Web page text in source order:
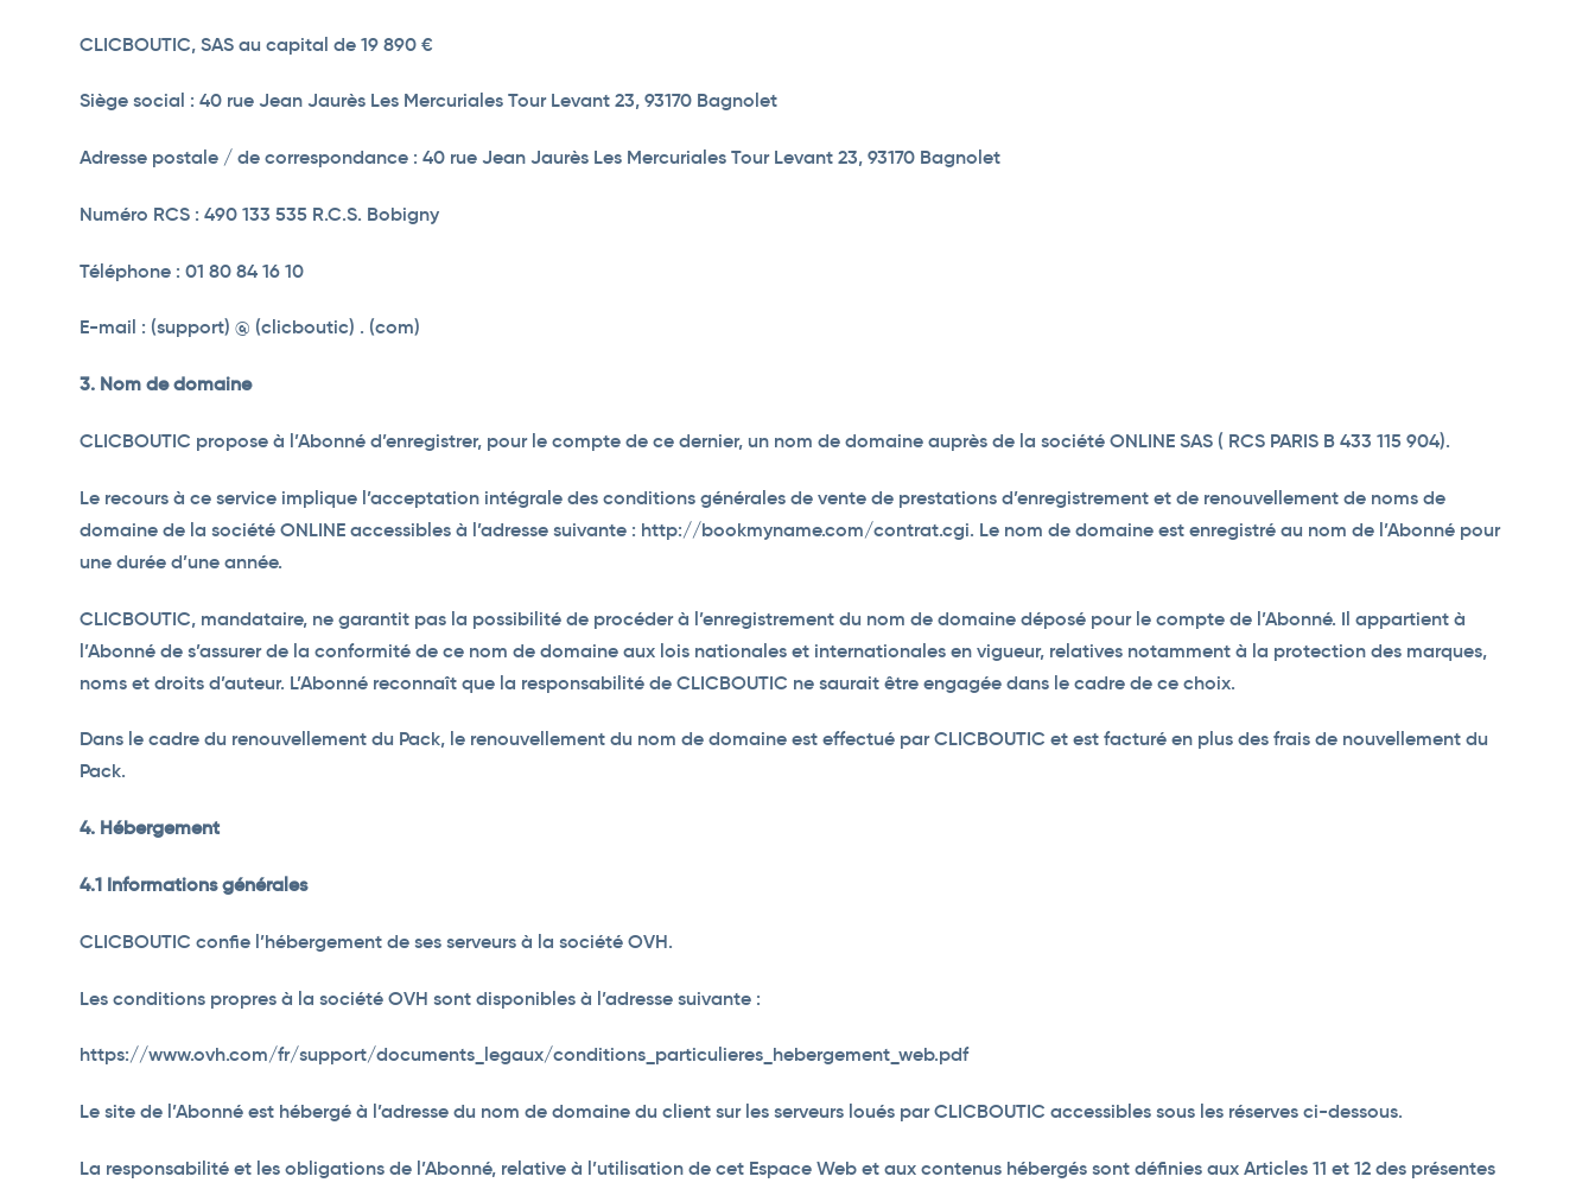
CLICBOUTIC, SAS au capital de 19 890 €
Siège social : 40 rue Jean Jaurès Les Mercuriales Tour Levant 23, 93170 Bagnolet
Adresse postale / de correspondance : 40 rue Jean Jaurès Les Mercuriales Tour Levant 23, 93170 Bagnolet
Numéro RCS : 490 133 535 R.C.S. Bobigny
Téléphone : 01 80 84 16 10
E-mail : (support) @ (clicboutic) . (com)
3. Nom de domaine
CLICBOUTIC propose à l’Abonné d’enregistrer, pour le compte de ce dernier, un nom de domaine auprès de la société ONLINE SAS ( RCS PARIS B 433 115 904).
Le recours à ce service implique l’acceptation intégrale des conditions générales de vente de prestations d’enregistrement et de renouvellement de noms de
domaine de la société ONLINE accessibles à l’adresse suivante : http://bookmyname.com/contrat.cgi. Le nom de domaine est enregistré au nom de l’Abonné pour
une durée d’une année.
CLICBOUTIC, mandataire, ne garantit pas la possibilité de procéder à l’enregistrement du nom de domaine déposé pour le compte de l’Abonné. Il appartient à
l’Abonné de s’assurer de la conformité de ce nom de domaine aux lois nationales et internationales en vigueur, relatives notamment à la protection des marques,
noms et droits d’auteur. L’Abonné reconnaît que la responsabilité de CLICBOUTIC ne saurait être engagée dans le cadre de ce choix.
Dans le cadre du renouvellement du Pack, le renouvellement du nom de domaine est effectué par CLICBOUTIC et est facturé en plus des frais de nouvellement du
Pack.
4. Hébergement
4.1 Informations générales
CLICBOUTIC confie l’hébergement de ses serveurs à la société OVH.
Les conditions propres à la société OVH sont disponibles à l’adresse suivante :
https://www.ovh.com/fr/support/documents_legaux/conditions_particulieres_hebergement_web.pdf
Le site de l’Abonné est hébergé à l’adresse du nom de domaine du client sur les serveurs loués par CLICBOUTIC accessibles sous les réserves ci-dessous.
La responsabilité et les obligations de l’Abonné, relative à l’utilisation de cet Espace Web et aux contenus hébergés sont définies aux Articles 11 et 12 des présentes